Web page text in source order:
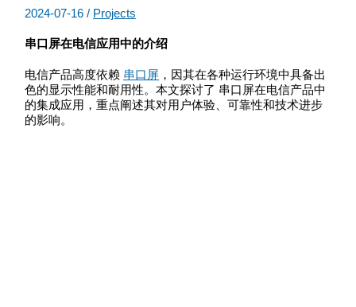
2024-07-16/ Projects
串口屏在电信应用中的介绍
电信产品高度依赖 串口屏 ，因其在各种运行环境中具备出
色的显示性能和耐用性。本文探讨了 串口屏在电信产品中
的集成应用，重点阐述其对用户体验、可靠性和技术进步
的影响。